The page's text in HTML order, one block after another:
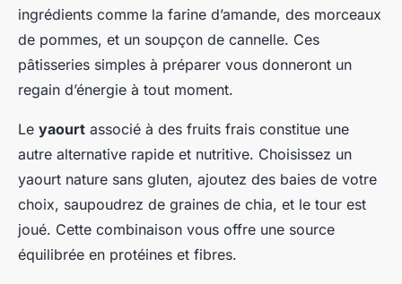
ingrédients comme la farine d’amande, des morceaux
de pommes, et un soupçon de cannelle. Ces
pâtisseries simples à préparer vous donneront un
regain d’énergie à tout moment.
Le yaourt associé à des fruits frais constitue une
autre alternative rapide et nutritive. Choisissez un
yaourt nature sans gluten, ajoutez des baies de votre
choix, saupoudrez de graines de chia, et le tour est
joué. Cette combinaison vous offre une source
équilibrée en protéines et fibres.